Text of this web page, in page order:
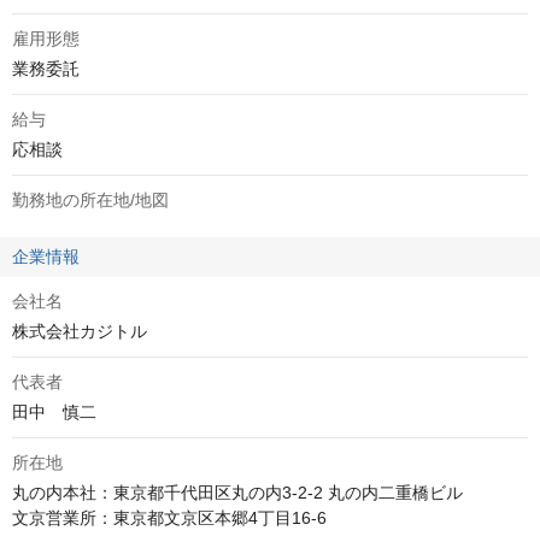
雇用形態
業務委託
給与
応相談
勤務地の所在地/地図
企業情報
会社名
株式会社カジトル
代表者
田中　慎二
所在地
丸の内本社：東京都千代田区丸の内3-2-2 丸の内二重橋ビル
文京営業所：東京都文京区本郷4丁目16-6